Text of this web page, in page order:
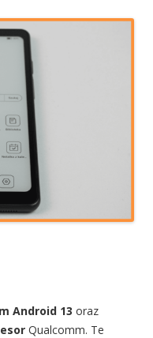
Android 13 oraz
Qualcomm. Te